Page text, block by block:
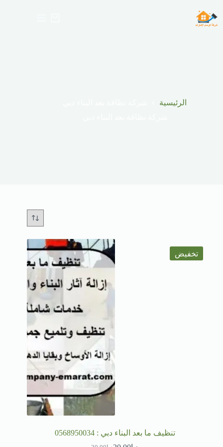
إلى
المحتوى
الرئيسية
تخفيض
تنظيف ما بعد البناء دبي : 0568950034